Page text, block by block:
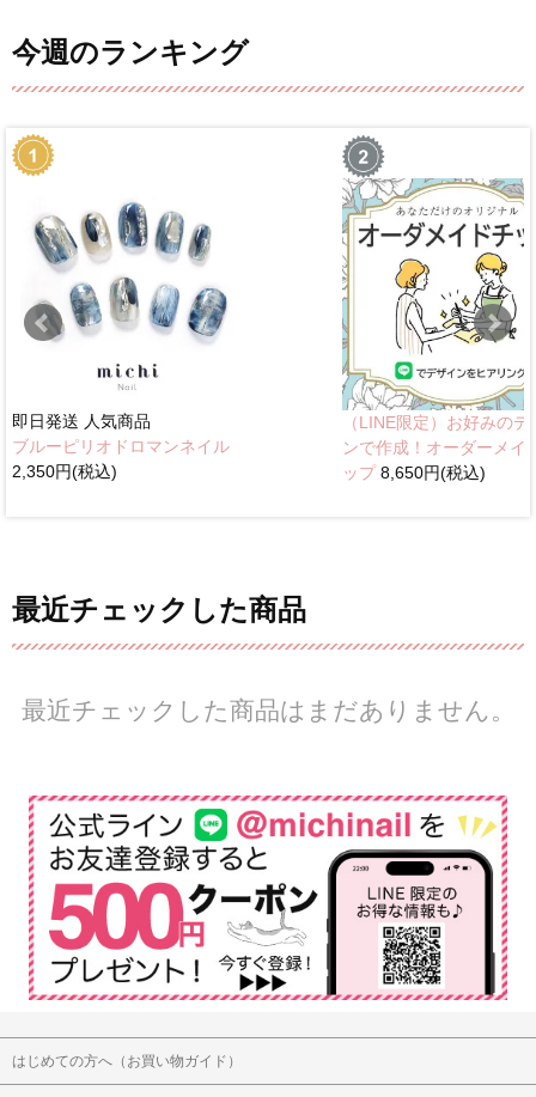
今週のランキング
即日発送 人気商品
ブルーピリオドロマンネイル
2,350円(税込)
（LINE限定）お好みのデ
ンで作成！オーダーメイ
ップ8,650円(税込)
最近チェックした商品
最近チェックした商品はまだありません。
はじめての方へ（お買い物ガイド）